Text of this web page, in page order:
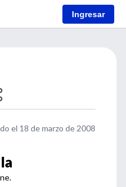
Ingresar
el 18 de marzo de 2008